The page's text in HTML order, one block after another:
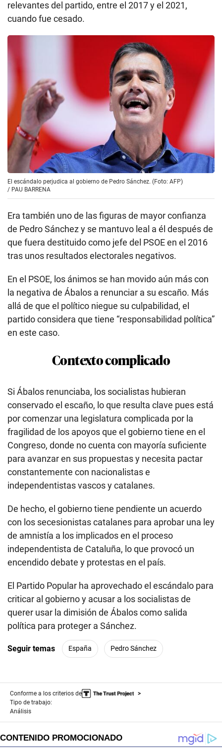
relevantes del partido, entre el 2017 y el 2021,
cuando fue cesado.
El escándalo perjudica al gobierno de Pedro Sánchez. (Foto: AFP)
/ PAU BARRENA
Era también uno de las figuras de mayor confianza
de Pedro Sánchez y se mantuvo leal a él después de
que fuera destituido como jefe del PSOE en el 2016
tras unos resultados electorales negativos.
En el PSOE, los ánimos se han movido aún más con
la negativa de Ábalos a renunciar a su escaño. Más
allá de que el político niegue su culpabilidad, el
partido considera que tiene “responsabilidad política”
en este caso.
Contexto complicado
Si Ábalos renunciaba, los socialistas hubieran
conservado el escaño, lo que resulta clave pues está
por comenzar una legislatura complicada por la
fragilidad de los apoyos que el gobierno tiene en el
Congreso, donde no cuenta con mayoría suficiente
para avanzar en sus propuestas y necesita pactar
constantemente con nacionalistas e
independentistas vascos y catalanes.
De hecho, el gobierno tiene pendiente un acuerdo
con los secesionistas catalanes para aprobar una ley
de amnistía a los implicados en el proceso
independentista de Cataluña, lo que provocó un
encendido debate y protestas en el país.
El Partido Popular ha aprovechado el escándalo para
criticar al gobierno y acusar a los socialistas de
querer usar la dimisión de Ábalos como salida
política para proteger a Sánchez.
Seguir temas España Pedro Sánchez
Conforme a los criterios de
Tipo de trabajo:
Análisis